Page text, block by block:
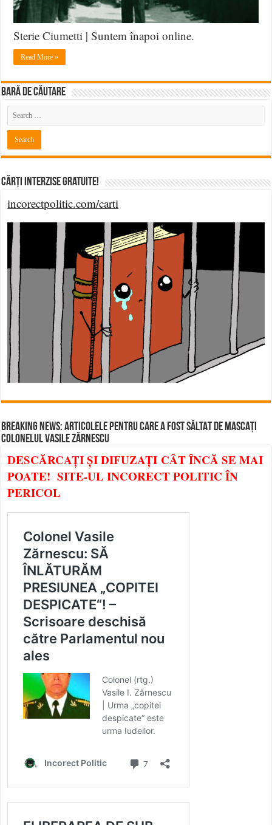
Sterie Ciumetti | Suntem înapoi online.
Read More »
BARĂ DE CĂUTARE
Cărți Interzise Gratuite!
incorectpolitic.com/carti
BREAKING NEWS: ARTICOLELE PENTRU CARE A FOST SĂLTAT DE MASCAȚI
COLONELUL VASILE ZĂRNESCU
DESCĂRCAȚI ȘI DIFUZAȚI CÂT ÎNCĂ SE MAI
POATE! SITE-UL INCORECT POLITIC ÎN
PERICOL